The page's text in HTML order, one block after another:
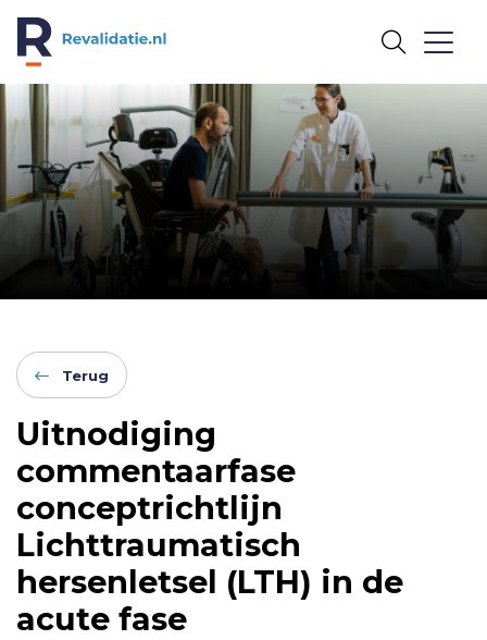
REVALIDATIE.NL
Terug
Uitnodiging
commentaarfase
conceptrichtlijn
Lichttraumatisch
hersenletsel (LTH) in de
acute fase